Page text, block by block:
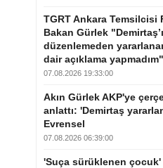
TGRT Ankara Temsilcisi
Bakan Gürlek
düzenlemeden
dair açıklama
07.08.2026 19:33:00
Akın Gürlek AKP'ye
anlattı: 'Demirtaş
Evrensel
07.08.2026 06:39:00
'Suça sürüklenen